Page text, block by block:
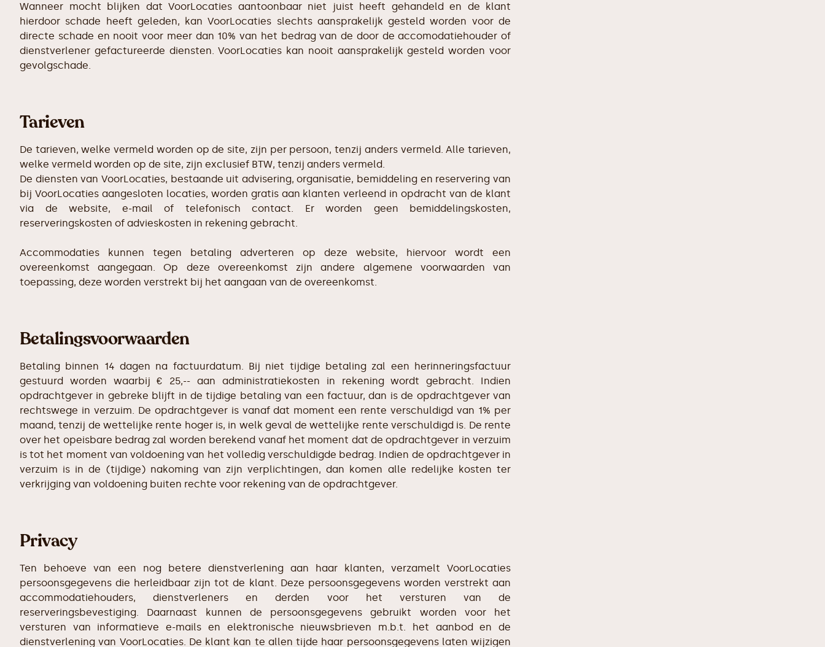
Wanneer mocht blijken dat VoorLocaties aantoonbaar niet juist heeft gehandeld en de klant
hierdoor schade heeft geleden, kan VoorLocaties slechts aansprakelijk gesteld worden voor de
directe schade en nooit voor meer dan 10% van het bedrag van de door de accomodatiehouder of
dienstverlener gefactureerde diensten. VoorLocaties kan nooit aansprakelijk gesteld worden voor
gevolgschade.
Tarieven
De tarieven, welke vermeld worden op de site, zijn per persoon, tenzij anders vermeld. Alle tarieven,
welke vermeld worden op de site, zijn exclusief BTW, tenzij anders vermeld.
De diensten van VoorLocaties, bestaande uit advisering, organisatie, bemiddeling en reservering van
bij VoorLocaties aangesloten locaties, worden gratis aan klanten verleend in opdracht van de klant
via de website, e-mail of telefonisch contact. Er worden geen bemiddelingskosten,
reserveringskosten of advieskosten in rekening gebracht.
Accommodaties kunnen tegen betaling adverteren op deze website, hiervoor wordt een
overeenkomst aangegaan. Op deze overeenkomst zijn andere algemene voorwaarden van
toepassing, deze worden verstrekt bij het aangaan van de overeenkomst.
Betalingsvoorwaarden
Betaling binnen 14 dagen na factuurdatum. Bij niet tijdige betaling zal een herinneringsfactuur
gestuurd worden waarbij € 25,-- aan administratiekosten in rekening wordt gebracht. Indien
opdrachtgever in gebreke blijft in de tijdige betaling van een factuur, dan is de opdrachtgever van
rechtswege in verzuim. De opdrachtgever is vanaf dat moment een rente verschuldigd van 1% per
maand, tenzij de wettelijke rente hoger is, in welk geval de wettelijke rente verschuldigd is. De rente
over het opeisbare bedrag zal worden berekend vanaf het moment dat de opdrachtgever in verzuim
is tot het moment van voldoening van het volledig verschuldigde bedrag. Indien de opdrachtgever in
verzuim is in de (tijdige) nakoming van zijn verplichtingen, dan komen alle redelijke kosten ter
verkrijging van voldoening buiten rechte voor rekening van de opdrachtgever.
Privacy
Ten behoeve van een nog betere dienstverlening aan haar klanten, verzamelt VoorLocaties
persoonsgegevens die herleidbaar zijn tot de klant. Deze persoonsgegevens worden verstrekt aan
accommodatiehouders, dienstverleners en derden voor het versturen van de
reserveringsbevestiging. Daarnaast kunnen de persoonsgegevens gebruikt worden voor het
versturen van informatieve e-mails en elektronische nieuwsbrieven m.b.t. het aanbod en de
dienstverlening van VoorLocaties. De klant kan te allen tijde haar persoonsgegevens laten wijzigen